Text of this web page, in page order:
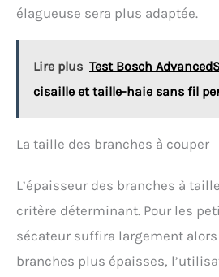
élagueuse sera plus adaptée.
Lire plus Test Bosch
cisaille et taille-haie sans fil
La taille des branches à couper
L’épaisseur des branches à
critère déterminant. Pour les
sécateur suffira largement
branches plus épaisses,